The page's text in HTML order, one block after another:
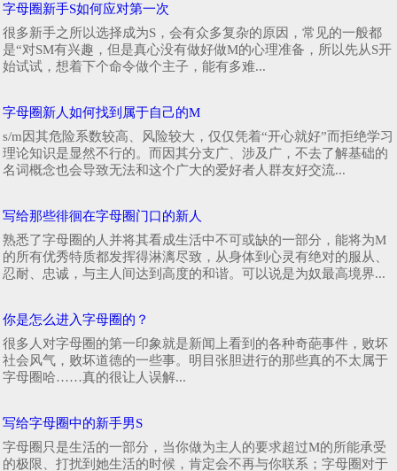
字母圈新手S如何应对第一次
很多新手之所以选择成为S，会有众多复杂的原因，常见的一般都
是“对SM有兴趣，但是真心没有做好做M的心理准备，所以先从S开
始试试，想着下个命令做个主子，能有多难...
字母圈新人如何找到属于自己的M
s/m因其危险系数较高、风险较大，仅仅凭着“开心就好”而拒绝学习
理论知识是显然不行的。而因其分支广、涉及广，不去了解基础的
名词概念也会导致无法和这个广大的爱好者人群友好交流...
写给那些徘徊在字母圈门口的新人
熟悉了字母圈的人并将其看成生活中不可或缺的一部分，能将为M
的所有优秀特质都发挥得淋漓尽致，从身体到心灵有绝对的服从、
忍耐、忠诚，与主人间达到高度的和谐。可以说是为奴最高境界...
你是怎么进入字母圈的？
很多人对字母圈的第一印象就是新闻上看到的各种奇葩事件，败坏
社会风气，败坏道德的一些事。明目张胆进行的那些真的不太属于
字母圈哈……真的很让人误解...
写给字母圈中的新手男S
字母圈只是生活的一部分，当你做为主人的要求超过M的所能承受
的极限、打扰到她生活的时候，肯定会不再与你联系；字母圈对于